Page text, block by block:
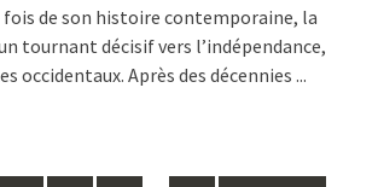
de son histoire contemporaine, la
tournant décisif vers l’indépendance,
occidentaux. Après des décennies ...